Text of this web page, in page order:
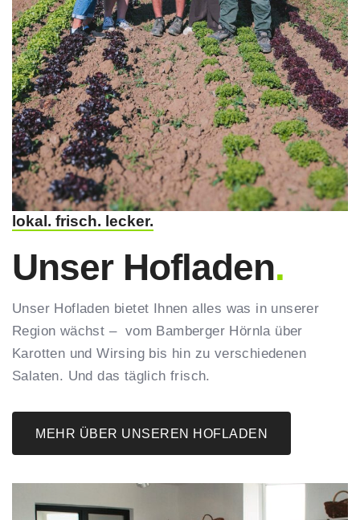
lokal. frisch. lecker.
Unser Hofladen.
Unser Hofladen bietet Ihnen alles was in unserer
Region wächst – vom Bamberger Hörnla über
Karotten und Wirsing bis hin zu verschiedenen
Salaten. Und das täglich frisch.
MEHR ÜBER UNSEREN HOFLADEN